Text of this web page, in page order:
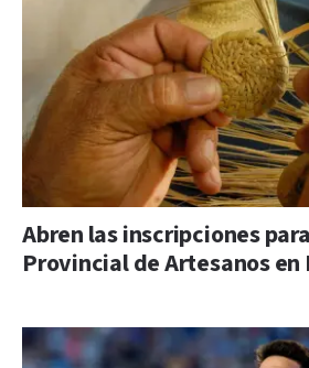
Abren las inscripciones
Provincial de Artesanos en